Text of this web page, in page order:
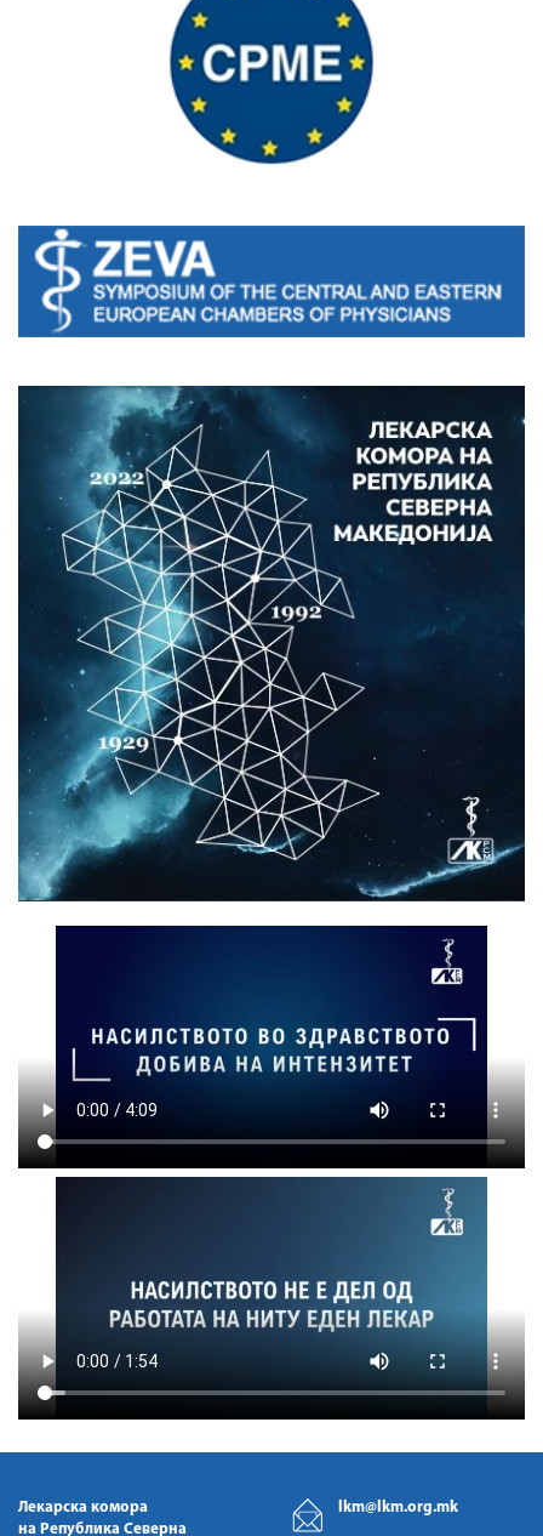
Лекарска комора
на Република Северна
lkm@lkm.org.mk